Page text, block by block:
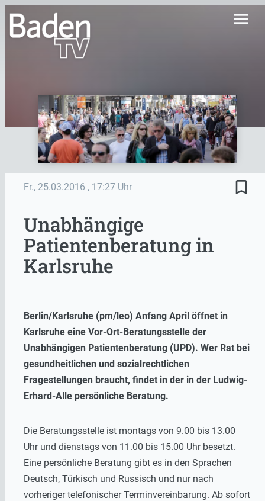
menu
Fr., 25.03.2016 , 17:27 Uhr bookmark_border
Unabhängige
Patientenberatung in
Karlsruhe
Berlin/Karlsruhe (pm/leo) Anfang April öffnet in
Karlsruhe eine Vor-Ort-Beratungsstelle der
Unabhängigen Patientenberatung (UPD). Wer Rat bei
gesundheitlichen und sozialrechtlichen
Fragestellungen braucht, findet in der in der Ludwig-
Erhard-Alle persönliche Beratung.
Die Beratungsstelle ist montags von 9.00 bis 13.00
Uhr und dienstags von 11.00 bis 15.00 Uhr besetzt.
Eine persönliche Beratung gibt es in den Sprachen
Deutsch, Türkisch und Russisch und nur nach
vorheriger telefonischer Terminvereinbarung. Ab sofort